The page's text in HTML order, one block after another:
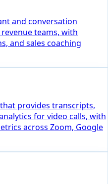
and conversation
teams, with
and sales coaching
provides transcripts,
for video calls, with
across Zoom, Google